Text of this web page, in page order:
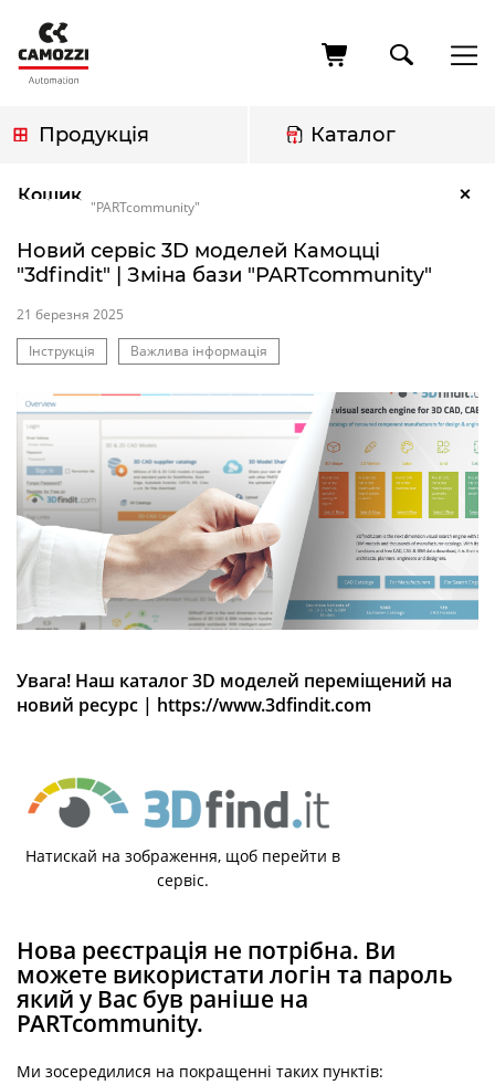
основного
вмісту
Продукція Каталог
Кошик ×
навіґації"PARTcommunity"
Новий сервіс 3D моделей Камоцці
"3dfindit" | Зміна бази "PARTcommunity"
Теги
Інструкція Важлива інформація
21 березня 2025
Увага! Наш каталог 3D моделей переміщений на
новий ресурс | https://www.3dfindit.com
Натискай на зображення, щоб перейти в
сервіс.
Нова реєстрація не потрібна. Ви
можете використати логін та пароль
який у Вас був раніше на
PARTcommunity.
Ми зосередилися на покращенні таких пунктів: